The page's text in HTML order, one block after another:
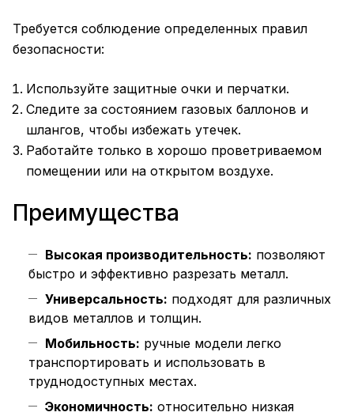
Требуется соблюдение определенных правил
безопасности:
Используйте защитные очки и перчатки.
Следите за состоянием газовых баллонов и
шлангов, чтобы избежать утечек.
Работайте только в хорошо проветриваемом
помещении или на открытом воздухе.
Преимущества
Высокая производительность: позволяют
быстро и эффективно разрезать металл.
Универсальность: подходят для различных
видов металлов и толщин.
Мобильность: ручные модели легко
транспортировать и использовать в
труднодоступных местах.
Экономичность: относительно низкая